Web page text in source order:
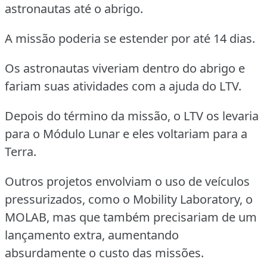
astronautas até o abrigo.
A missão poderia se estender por até 14 dias.
Os astronautas viveriam dentro do abrigo e
fariam suas atividades com a ajuda do LTV.
Depois do término da missão, o LTV os levaria
para o Módulo Lunar e eles voltariam para a
Terra.
Outros projetos envolviam o uso de veículos
pressurizados, como o Mobility Laboratory, o
MOLAB, mas que também precisariam de um
lançamento extra, aumentando
absurdamente o custo das missões.